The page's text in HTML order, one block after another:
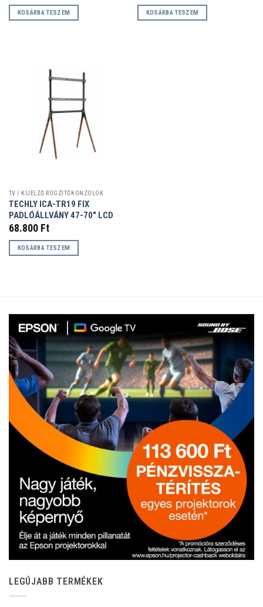
KOSÁRBA TESZEM KOSÁRBA TESZEM
TV / KIJELZŐ RÖGZÍTŐKONZOLOK
TECHLY ICA-TR19 FIX
PADLÓÁLLVÁNY 47-70″ LCD
68.800 Ft
KOSÁRBA TESZEM
LEGÚJABB TERMÉKEK